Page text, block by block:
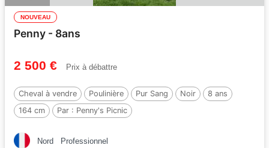
NOUVEAU
Penny - 8ans
2 500 € Prix à débattre
Cheval à vendre Poulinière Pur Sang Noir
8 ans
164 cm
Par : Penny's Picnic
Nord Professionnel